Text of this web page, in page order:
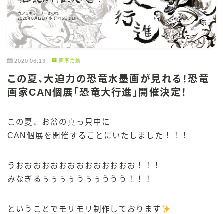
2020.06.13 画家活動
この夏、大迫力の恐竜水墨画が見れる！恐竜
画家CAN個展「恐竜大行進」開催決定！
この夏、お盆の真っ只中に
CAN個展を開催することにいたしました！！！
うおおおおおおおおおおおおおお！！！
みなぎるぅぅぅぅうぅぅううう！！！
ということでモリモリ制作しております